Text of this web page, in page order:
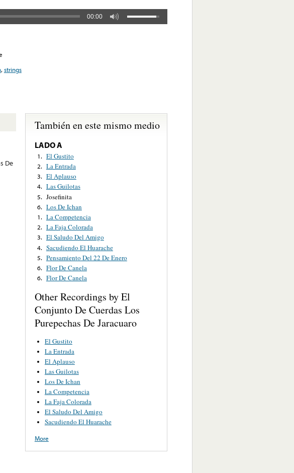
00:00
,strings
De
También en este mismo medio
LADO A
1. El Gustito
2. La Entrada
3. El Aplauso
4. Las Guilotas
5. Josefinita
6. Los De Ichan
1. La Competencia
2. La Faja Colorada
3. El Saludo Del Amigo
4. Sacudiendo El Huarache
5. Pensamiento Del 22 De Enero
6. Flor De Canela
6. Flor De Canela
Other Recordings by El
Conjunto De Cuerdas Los
Purepechas De Jaracuaro
El Gustito
La Entrada
El Aplauso
Las Guilotas
Los De Ichan
La Competencia
La Faja Colorada
El Saludo Del Amigo
Sacudiendo El Huarache
More